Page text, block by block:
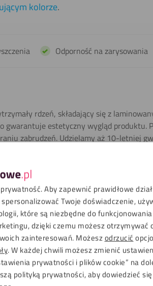
Aby zapewnić prawidłowe
Twoje doświadczenie,
które są niezbędne do
dzięki czemu możesz otrzymywać
zainteresowań. Możeszodrzucić
. W każdej chwili możesz zmienić
prywatności i plików cookie” na
polityką prywatności, aby dowiedzieć
kolorze.
Odporność na zarysowania
rdzeń, składający się z
gwarantuje estetyczny wygląd produktu.
zabrudzeń. Udzielamy aż 10-letniej
informacji. Płyty HPL są łatwe w
przez zamontowaniem produktu np. w
wpływem zmian temperatury.